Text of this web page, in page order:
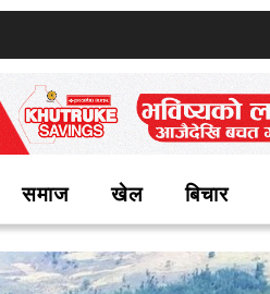
समाज खेल बिचार